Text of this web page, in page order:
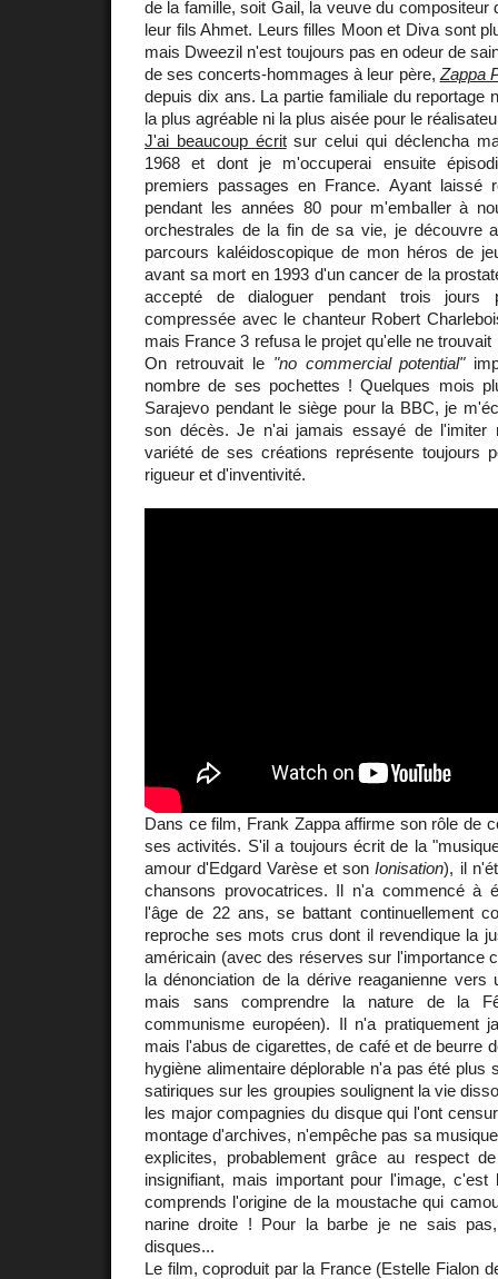
de la famille, soit Gail, la veuve du compositeur
leur fils Ahmet. Leurs filles Moon et Diva sont
mais Dweezil n'est toujours pas en odeur de
de ses concerts-hommages à leur père, Zappa
depuis dix ans. La partie familiale du reportage
la plus agréable ni la plus aisée pour le
J'ai beaucoup écritsur celui qui déclencha
1968 et dont je m'occuperai ensuite
premiers passages en France. Ayant laissé
pendant les années 80 pour m'emballer à
orchestrales de la fin de sa vie, je découvre
parcours kaléidoscopique de mon héros de
avant sa mort en 1993 d'un cancer de la
accepté de dialoguer pendant trois jours
compressée avec le chanteur Robert
mais France 3 refusa le projet qu'elle ne
On retrouvait le "no commercial potential"
nombre de ses pochettes ! Quelques mois
Sarajevo pendant le siège pour la BBC, je
son décès. Je n'ai jamais essayé de l'imiter
variété de ses créations représente toujours
rigueur et d'inventivité.
Dans ce film, Frank Zappa affirme son rôle de
ses activités. S'il a toujours écrit de la
amour d'Edgard Varèse et sonIonisation), il
chansons provocatrices. Il n'a commencé à
l'âge de 22 ans, se battant continuellement
reproche ses mots crus dont il revendique la
américain (avec des réserves sur l'importance
la dénonciation de la dérive reaganienne vers
mais sans comprendre la nature de la
communisme européen). Il n'a pratiquement
mais l'abus de cigarettes, de café et de beurre
hygiène alimentaire déplorable n'a pas été plus
satiriques sur les groupies soulignent la vie
les major compagnies du disque qui l'ont
montage d'archives, n'empêche pas sa
explicites, probablement grâce au respect
insignifiant, mais important pour l'image,
comprends l'origine de la moustache qui
narine droite ! Pour la barbe je ne sais
disques...
Le film, coproduit par la France (Estelle Fialon